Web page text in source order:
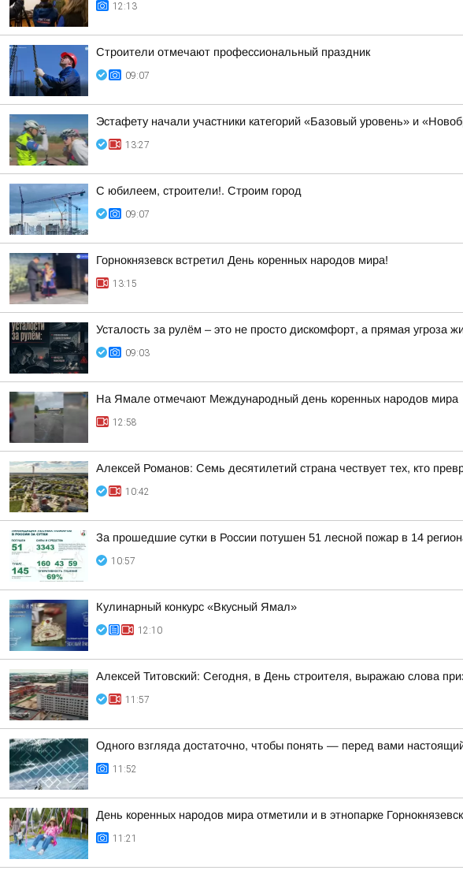
12:13
Строители отмечают профессиональный праздник
09:07
Эстафету начали участники категорий «Базовый уровень» и
13:27
С юбилеем, строители!. Строим город
09:07
Горнокнязевск встретил День коренных народов мира!
13:15
Усталость за рулём – это не просто дискомфорт, а прямая угроза
09:03
На Ямале отмечают Международный день коренных народов мира
12:58
Алексей Романов: Семь десятилетий страна чествует тех, кто
10:42
За прошедшие сутки в России потушен 51 лесной пожар в 14
10:57
Кулинарный конкурс «Вкусный Ямал»
12:10
Алексей Титовский: Сегодня, в День строителя, выражаю слова
11:57
Одного взгляда достаточно, чтобы понять — перед вами
11:52
День коренных народов мира отметили и в этнопарке
11:21